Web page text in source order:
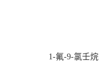
1-氟-9-氯壬烷